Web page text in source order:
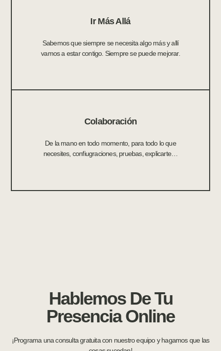
Ir Más Allá
Sabemos que siempre se necesita algo más y allí
vamos a estar contigo. Siempre se puede mejorar.
Colaboración
De la mano en todo momento, para todo lo que
necesites, confiugraciones, pruebas, explicarte…
Hablemos De Tu
Presencia Online
¡Programa una consulta gratuita con nuestro equipo y hagamos que las